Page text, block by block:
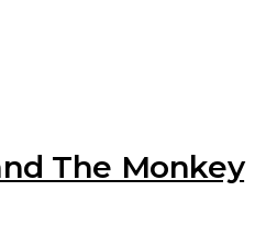
The Monkey